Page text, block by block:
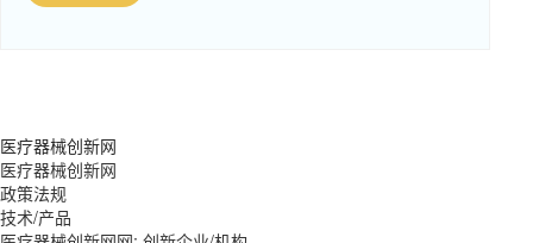
医疗器械创新网
医疗器械创新网
政策法规
技术/产品